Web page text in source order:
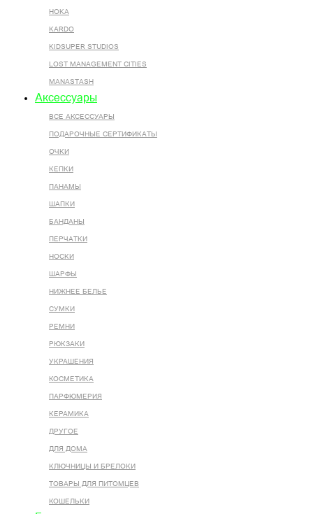
HOKA
KARDO
KIDSUPER STUDIOS
LOST MANAGEMENT CITIES
MANASTASH
Аксессуары
ВСЕ AКСЕССУАРЫ
ПОДАРОЧНЫЕ СЕРТИФИКАТЫ
ОЧКИ
КЕПКИ
ПАНАМЫ
ШАПКИ
БАНДАНЫ
ПЕРЧАТКИ
НОСКИ
ШАРФЫ
НИЖНЕЕ БЕЛЬЕ
СУМКИ
РЕМНИ
РЮКЗАКИ
УКРАШЕНИЯ
КОСМЕТИКА
ПАРФЮМЕРИЯ
КЕРАМИКА
ДРУГОЕ
ДЛЯ ДОМА
КЛЮЧНИЦЫ И БРЕЛОКИ
ТОВАРЫ ДЛЯ ПИТОМЦЕВ
КОШЕЛЬКИ